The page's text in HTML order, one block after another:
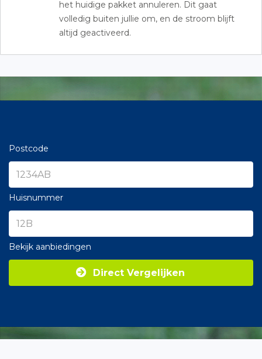
het huidige pakket annuleren. Dit gaat
volledig buiten jullie om, en de stroom blijft
altijd geactiveerd.
Postcode
Huisnummer
Bekijk aanbiedingen
Direct Vergelijken